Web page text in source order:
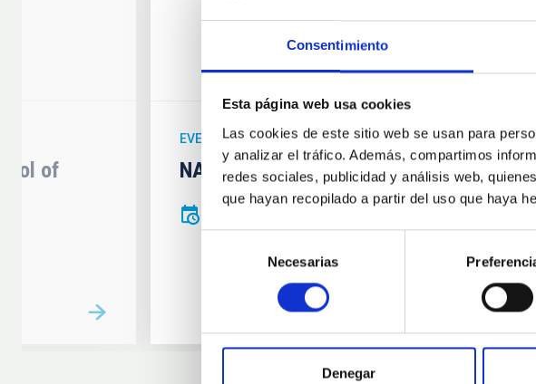
Consentimiento
Esta página web usa cookies
Las cookies de este sitio web se usan para
y analizar el tráfico. Además, compartimos
redes sociales, publicidad y análisis web,
que hayan recopilado a partir del uso que haya
consentimiento
Necesarias
Denegar
of
08
AUG 26
11
AUG 26
EVENTO ASTRONÓMICO
NATE en Palencia - Eclipse Agosto 2026